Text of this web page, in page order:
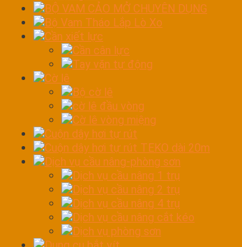
BỘ VAM CẢO MỞ CHUYÊN DỤNG
Bộ Vam Tháo Lắp Lò Xo
Cần xiết lực
Cần cân lực
Tay vặn tự động
Cờ lê
Bộ cờ lê
cờ lê đầu vòng
Cờ lê vòng miệng
Cuộn dây hơi tự rút
Cuộn dây hơi tự rút TEKO dài 20m
Dịch vụ cầu nâng-phòng sơn
Dịch vụ cầu nâng 1 trụ
Dịch vụ cầu nâng 2 trụ
Dịch vụ cầu nâng 4 trụ
Dịch vụ cầu nâng cắt kéo
Dịch vụ phòng sơn